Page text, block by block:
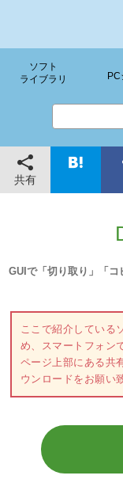
ソフト
ライブラリ
共有
GUIで「切り取り」「
ここで紹介している
め、スマートフォン
ページ上部にある共
ウンロードをお願い